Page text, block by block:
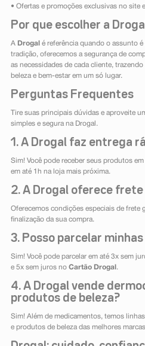
• Ofertas e promoções exclusivas no site
Por que escolher a
A Drogal é referência quando o assunto
tradição, oferecemos a segurança de
as necessidades de cada cliente,
beleza e bem-estar em um só lugar.
Perguntas Frequentes
Tire suas principais dúvidas e aproveite
simples e segura na Drogal.
1. A Drogal faz entrega
Sim! Você pode receber seus produtos
em até 1h na loja mais próxima.
2. A Drogal oferece
Oferecemos condições especiais de frete
finalização da sua compra.
3. Posso parcelar
Sim! Você pode parcelar em até 3x sem
e 5x sem juros no Cartão Drogal .
4. A Drogal vende
produtos de beleza?
Sim! Além de medicamentos, temos
e produtos de beleza das melhores